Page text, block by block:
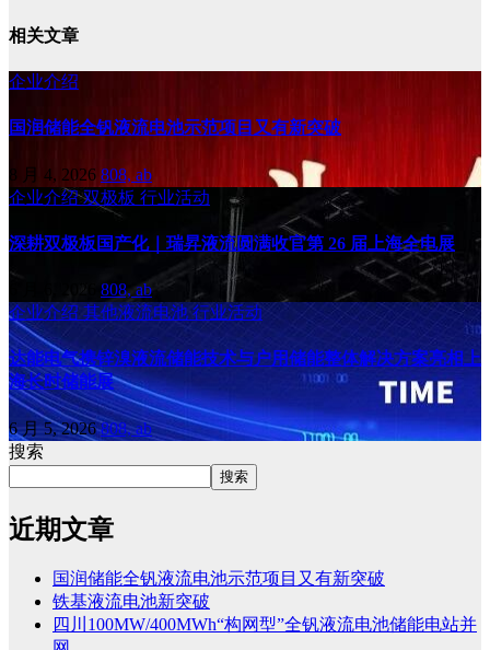
相关文章
企业介绍
国润储能全钒液流电池示范项目又有新突破
8 月 4, 2026 808, ab
企业介绍双极板 行业活动
深耕双极板国产化｜瑞昇液流圆满收官第 26 届上海全电展
6 月 6, 2026 808, ab
企业介绍 其他液流电池 行业活动
达能电气携锌溴液流储能技术与户用储能整体解决方案亮相上
海长时储能展
6 月 5, 2026808, ab
搜索
搜索
近期文章
国润储能全钒液流电池示范项目又有新突破
铁基液流电池新突破
四川100MW/400MWh“构网型”全钒液流电池储能电站并